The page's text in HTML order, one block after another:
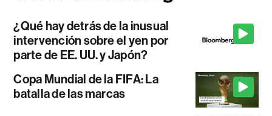
¿Qué hay detrás de la inusual
intervención sobre el yen por
parte de EE. UU. y Japón?
Copa Mundial de la FIFA: La
batalla de las marcas